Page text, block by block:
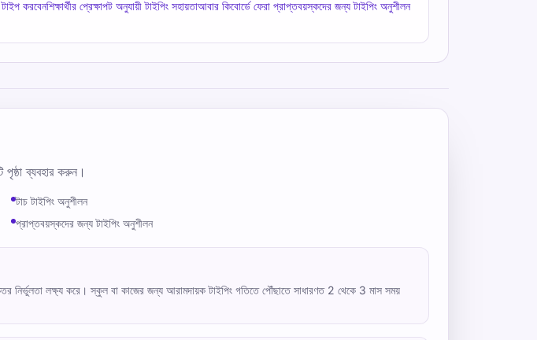
করবেনশিক্ষার্থীর প্রেক্ষাপট অনুযায়ী টাইপিং সহায়তাআবার কিবোর্ডে ফেরা প্রাপ্তবয়স্কদের জন্য টাইপিং অনুশীলন
পৃষ্ঠা ব্যবহার করুন।
টাচ টাইপিং অনুশীলন
প্রাপ্তবয়স্কদের জন্য টাইপিং অনুশীলন
নির্ভুলতা লক্ষ্য করে। স্কুল বা কাজের জন্য আরামদায়ক টাইপিং গতিতে পৌঁছাতে সাধারণত 2 থেকে 3 মাস সময়